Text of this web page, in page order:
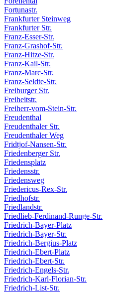
Fortunastr.
Frankfurter Steinweg
Frankfurter Str.
Franz-Esser-Str.
Franz-Grashof-Str.
Franz-Hitze-Str.
Franz-Kail-Str.
Franz-Marc-Str.
Franz-Seldte-Str.
Freiburger Str.
Freiheitstr.
Freiherr-vom-Stein-Str.
Freudenthal
Freudenthaler Str.
Freudenthaler Weg
Fridtjof-Nansen-Str.
Friedenberger Str.
Friedensplatz
Friedensstr.
Friedensweg
Friedericus-Rex-Str.
Friedhofstr.
Friedlandstr.
Friedlieb-Ferdinand-Runge-Str.
Friedrich-Bayer-Platz
Friedrich-Bayer-Str.
Friedrich-Bergius-Platz
Friedrich-Ebert-Platz
Friedrich-Ebert-Str.
Friedrich-Engels-Str.
Friedrich-Karl-Florian-Str.
Friedrich-List-Str.